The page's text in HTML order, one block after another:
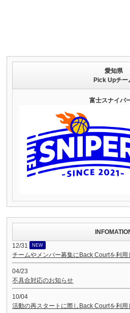
愛知県
Pick Upチー
富士スナイパ
12/31
NEW
チームやメンバー募集にBack Courtを利用
04/23
不具合対応のお知らせ
10/04
活動の再スタートに際しBack Courtを利用